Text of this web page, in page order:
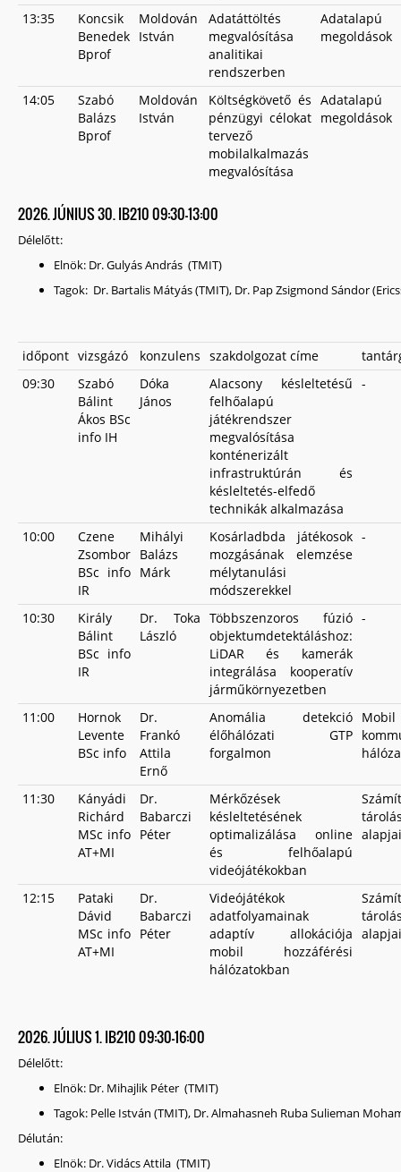
13:35
Koncsik
Benedek
Bprof
Moldován
István
Adatáttöltés
megvalósítása
analitikai
rendszerben
Adatalapú
megoldások
14:05
Szabó
Balázs
Bprof
Moldován
István
Költségkövető és
pénzügyi célokat
tervező
mobilalkalmazás
megvalósítása
Adatalapú
megoldások
2026. JÚNIUS 30. IB210 09:30-13:00
Délelőtt:
Elnök: Dr. Gulyás András (TMIT)
Tagok: Dr. Bartalis Mátyás (TMIT), Dr. Pap Zsigmond Sándor
időpont vizsgázó konzulens szakdolgozat címe
09:30
Szabó
Bálint
Ákos BSc
info IH
Dóka
János
Alacsony késleltetésű
felhőalapú
játékrendszer
megvalósítása
konténerizált
infrastruktúrán és
késleltetés-elfedő
technikák alkalmazása
-
10:00
Czene
Zsombor
BSc info
IR
Mihályi
Balázs
Márk
Kosárladbda játékosok
mozgásának elemzése
mélytanulási
módszerekkel
-
10:30
Király
Bálint
BSc info
IR
Dr. Toka
László
Többszenzoros fúzió
objektumdetektáláshoz:
LiDAR és kamerák
integrálása kooperatív
járműkörnyezetben
-
11:00
Hornok
Levente
BSc info
Dr.
Frankó
Attila
Ernő
Anomália detekció
élőhálózati GTP
forgalmon
Mobil
11:30
Kányádi
Richárd
MSc info
AT+MI
Dr.
Babarczi
Péter
Mérkőzések
késleltetésének
optimalizálása online
és felhőalapú
videójátékokban
alapjai
12:15
Pataki
Dávid
MSc info
AT+MI
Dr.
Babarczi
Péter
Videójátékok
adatfolyamainak
adaptív allokációja
mobil hozzáférési
hálózatokban
alapjai
2026. JÚLIUS 1. IB210 09:30-16:00
Délelőtt:
Elnök: Dr. Mihajlik Péter (TMIT)
Tagok: Pelle István (TMIT), Dr. Almahasneh Ruba Sulieman
Délután:
Elnök: Dr. Vidács Attila (TMIT)